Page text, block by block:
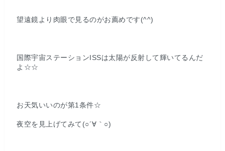
望遠鏡より肉眼で見るのがお薦めです(^^)
国際宇宙ステーションISSは太陽が反射して輝いてるんだ
よ☆☆
お天気いいのが第1条件☆
夜空を見上げてみて(○´∀｀○)